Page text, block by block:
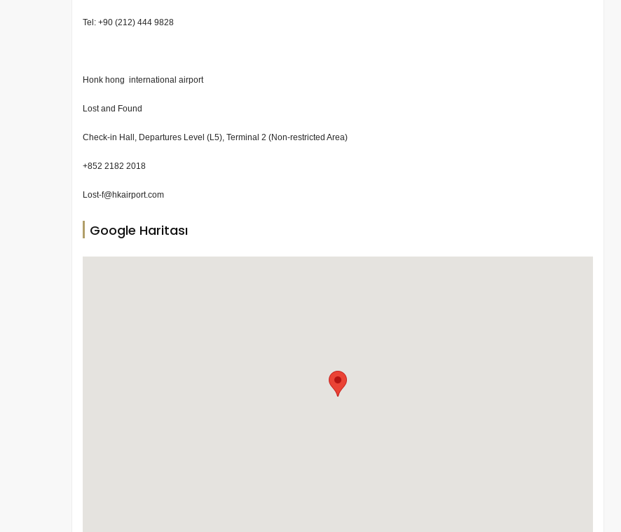
Tel: +90 (212) 444 9828
Honk hong international airport
Lost and Found
Check-in Hall, Departures Level (L5), Terminal 2 (Non-restricted Area)
+852 2182 2018
Lost-f@hkairport.com
Google Haritası